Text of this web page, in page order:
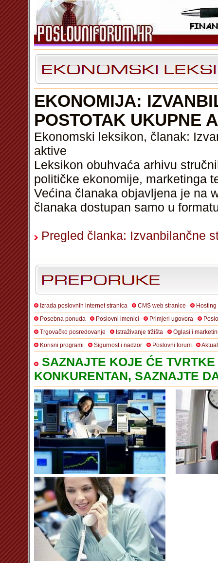
EKONOMIJA:
POSTOTAK UKUPNE
Ekonomski leksikon, članak:
aktive
Leksikon obuhvaća arhivu
političke ekonomije, marketinga
Većina članaka objavljena je na
članaka dostupan samo u
Pregled članka: Izvanbilančne
Izrada poslovnih internet stranica CMS web stranice
Posebna ponuda
Poslovni imenici Primjeri ugovora
Trgovačko posredovanje
Istraživanje tržišta
Oglasi i
Korisni programi
Sigurnost i nadzor Poslovni forum
SAZNAJTE KOJE ĆE
KONKURENTAN, SAZNAJTE